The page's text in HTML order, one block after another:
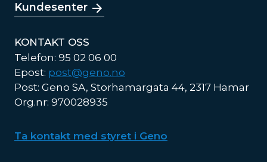
Kundesenter
KONTAKT OSS
Telefon: 95 02 06 00
Epost: post@geno.no
Post: Geno SA, Storhamargata 44, 2317 Hamar
Org.nr: 970028935
Ta kontakt med styret i Geno